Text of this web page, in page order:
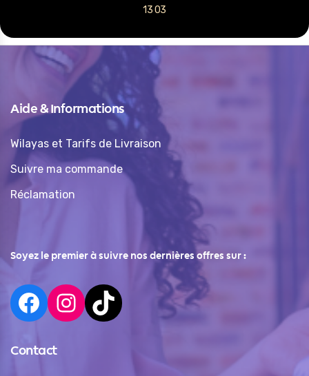
13 03
Aide & Informations
Wilayas et Tarifs de Livraison
Suivre ma commande
Réclamation
Soyez le premier à suivre nos dernières offres sur :
Contact